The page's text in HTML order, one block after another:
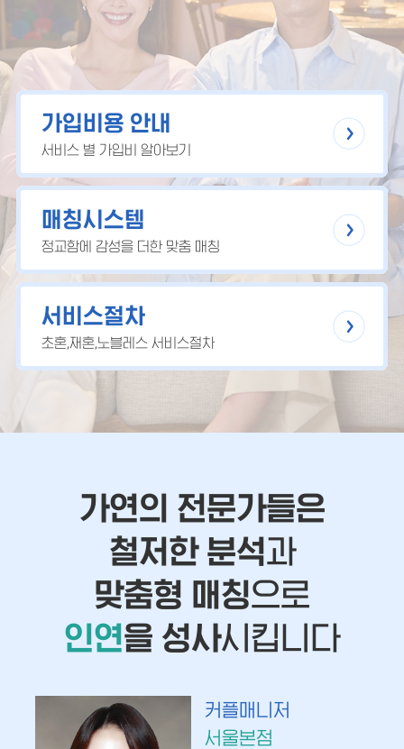
가입비용 안내
서비스 별 가입비 알아보기
매칭시스템
정교함에 감성을 더한 맞춤 매칭
서비스절차
초혼,재혼,노블레스 서비스절차
가연의 전문가들은
철저한 분석과
맞춤형 매칭으로
인연을 성사시킵니다
커플매니저
서울본점